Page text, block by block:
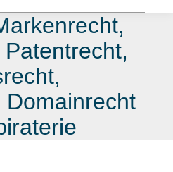
Domainrecht